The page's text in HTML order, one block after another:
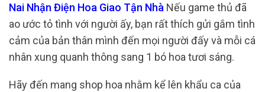
Nai Nhận Điện Hoa Giao Tận Nhà Nếu game thủ đã
ao ước tỏ tình với người ấy, bạn rất thích gửi gắm tình
cảm của bản thân mình đến mọi người đấy và mỗi cá
nhân xung quanh thông sang 1 bó hoa tươi sáng.
Hãy đến mang shop hoa nhằm kể lên khẩu ca của